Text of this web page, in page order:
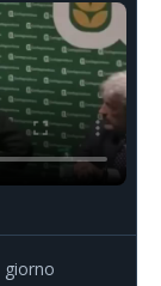
giorno